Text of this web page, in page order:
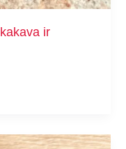
ir